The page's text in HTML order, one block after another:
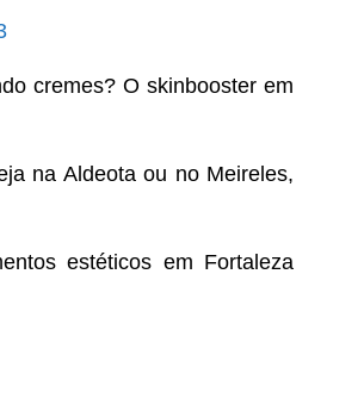
cremes? O skinbooster em
na Aldeota ou no Meireles,
estéticos em Fortaleza